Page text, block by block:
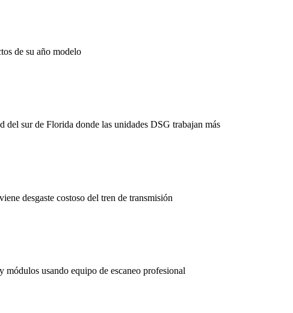
de su año modelo
sur de Florida donde las unidades DSG trabajan más
desgaste costoso del tren de transmisión
usando equipo de escaneo profesional